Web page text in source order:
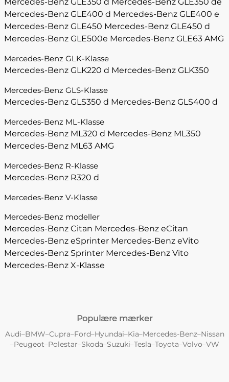
Mercedes-Benz GLE400 d Mercedes-Benz GLE400 e
Mercedes-Benz GLE450 Mercedes-Benz GLE450 d
Mercedes-Benz GLE500e Mercedes-Benz GLE63 AMG
Mercedes-Benz GLK-Klasse
Mercedes-Benz GLK220 d Mercedes-Benz GLK350
Mercedes-Benz GLS-Klasse
Mercedes-Benz GLS350 d Mercedes-Benz GLS400 d
Mercedes-Benz ML-Klasse
Mercedes-Benz ML320 d Mercedes-Benz ML350
Mercedes-Benz ML63 AMG
Mercedes-Benz R-Klasse
Mercedes-Benz R320 d
Mercedes-Benz V-Klasse
Mercedes-Benz modeller
Mercedes-Benz Citan Mercedes-Benz eCitan
Mercedes-Benz eSprinter Mercedes-Benz eVito
Mercedes-Benz Sprinter Mercedes-Benz Vito
Mercedes-Benz X-Klasse
Populære mærker
Audi–BMW–Cupra–Ford–Hyundai–Kia–Mercedes-Benz–Nissan
–Peugeot–Polestar–Skoda–Suzuki–Tesla–Toyota–Volvo–VW